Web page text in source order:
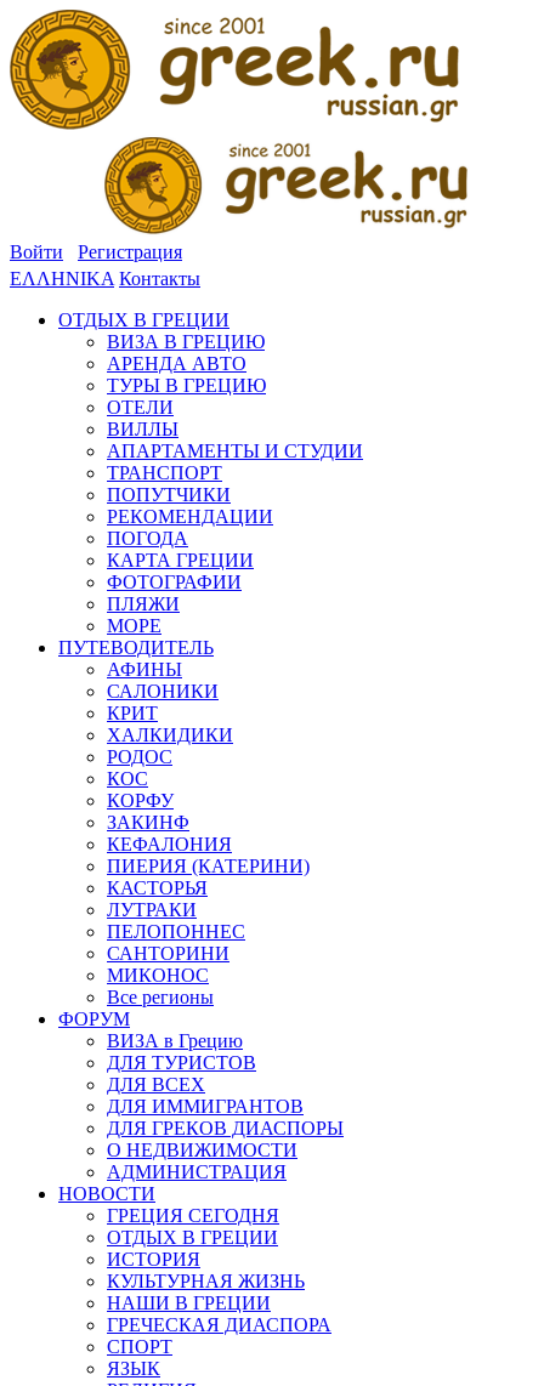
Войти
Регистрация
ΕΛΛΗΝΙΚΑ Контакты
ОТДЫХ В ГРЕЦИИ
ВИЗА В ГРЕЦИЮ
АРЕНДА АВТО
ТУРЫ В ГРЕЦИЮ
ОТЕЛИ
ВИЛЛЫ
АПАРТАМЕНТЫ И СТУДИИ
ТРАНСПОРТ
ПОПУТЧИКИ
РЕКОМЕНДАЦИИ
ПОГОДА
КАРТА ГРЕЦИИ
ФОТОГРАФИИ
ПЛЯЖИ
МОРЕ
ПУТЕВОДИТЕЛЬ
АФИНЫ
САЛОНИКИ
КРИТ
ХАЛКИДИКИ
РОДОС
КОС
КОРФУ
ЗАКИНФ
КЕФАЛОНИЯ
ПИЕРИЯ (КАТЕРИНИ)
КАСТОРЬЯ
ЛУТРАКИ
ПЕЛОПОННЕС
САНТОРИНИ
МИКОНОС
Все регионы
ФОРУМ
ВИЗА в Грецию
ДЛЯ ТУРИСТОВ
ДЛЯ ВСЕХ
ДЛЯ ИММИГРАНТОВ
ДЛЯ ГРЕКОВ ДИАСПОРЫ
О НЕДВИЖИМОСТИ
АДМИНИСТРАЦИЯ
НОВОСТИ
ГРЕЦИЯ СЕГОДНЯ
ОТДЫХ В ГРЕЦИИ
ИСТОРИЯ
КУЛЬТУРНАЯ ЖИЗНЬ
НАШИ В ГРЕЦИИ
ГРЕЧЕСКАЯ ДИАСПОРА
СПОРТ
ЯЗЫК